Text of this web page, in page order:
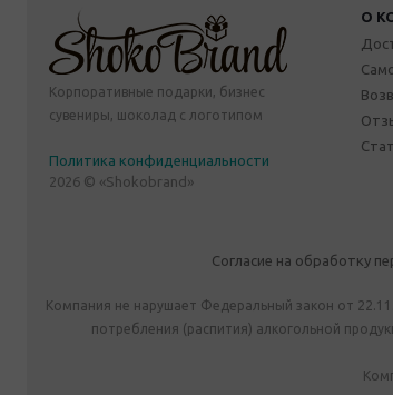
Корпоративные подарки, бизнес
сувениры, шоколад с логотипом
Политика конфиденциальности
2026 © «Shokobrand»
О
Согласие на обработку
Компания не нарушает Федеральный закон от
потребления (распития) алкогольной